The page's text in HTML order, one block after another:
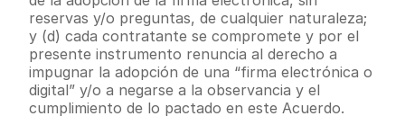
reservas y/o preguntas, de cualquier naturaleza;
y (d) cada contratante se compromete y por el
presente instrumento renuncia al derecho a
impugnar la adopción de una “firma electrónica o
digital” y/o a negarse a la observancia y el
cumplimiento de lo pactado en este Acuerdo.